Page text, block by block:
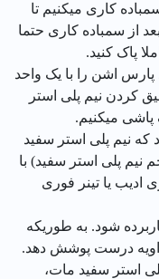
را سمباده کاری میکنیم تا
از سمباده کاری حتما
پاک کنید.
سفید پارس اشن را با یک واحد
کردن نیم پلی استر
پاشی میکنیم.
که نیم پلی استر سفید
پلی استر سفید) با
پیشنهادی (مثل تینر 10000 فوری ادیب یا تینر فوری
شود. به طوریکه
استر سفید مات،